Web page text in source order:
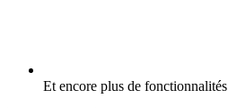
Et encore plus de fonctionnalités